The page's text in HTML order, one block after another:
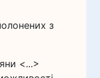
з
<...>